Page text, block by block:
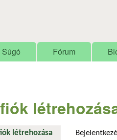
Súgó Fórum
létrehozása (aktív fül)